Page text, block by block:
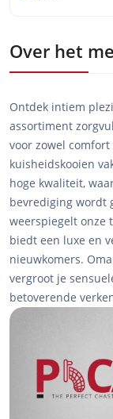
Over het
Ontdek intiem
assortiment
voor zowel
kuisheidskooien
hoge kwaliteit,
bevrediging wordt
weerspiegelt onze
biedt een luxe en
nieuwkomers.
vergroot je
betoverende